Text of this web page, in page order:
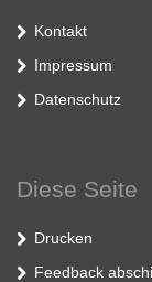
Kontakt
Impressum
Datenschutz
Diese Seite
Drucken
Feedback